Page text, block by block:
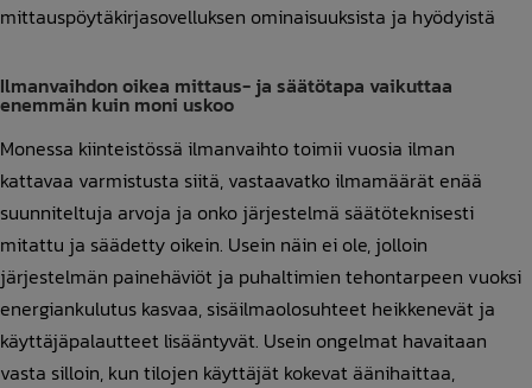
mittauspöytäkirjasovelluksen ominaisuuksista ja hyödyistä
Ilmanvaihdon oikea mittaus- ja säätötapa vaikuttaa
enemmän kuin moni uskoo
Monessa kiinteistössä ilmanvaihto toimii vuosia ilman
kattavaa varmistusta siitä, vastaavatko ilmamäärät enää
suunniteltuja arvoja ja onko järjestelmä säätöteknisesti
mitattu ja säädetty oikein. Usein näin ei ole, jolloin
järjestelmän painehäviöt ja puhaltimien tehontarpeen vuoksi
energiankulutus kasvaa, sisäilmaolosuhteet heikkenevät ja
käyttäjäpalautteet lisääntyvät. Usein ongelmat havaitaan
vasta silloin, kun tilojen käyttäjät kokevat äänihaittaa,